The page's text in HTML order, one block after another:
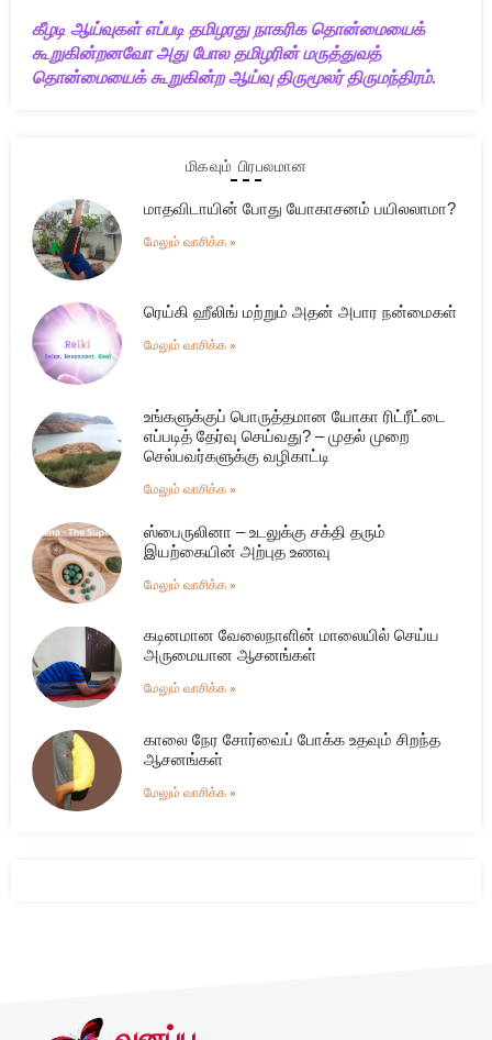
கீழடி ஆய்வுகள் எப்படி தமிழரது நாகரிக தொன்மையைக்
கூறுகின்றனவோ அது போல தமிழரின் மருத்துவத்
தொன்மையைக் கூறுகின்ற ஆய்வு திருமூலர் திருமந்திரம்.
மிகவும் பிரபலமான
மாதவிடாயின் போது யோகாசனம் பயிலலாமா?
மேலும் வாசிக்க »
ரெய்கி ஹீலிங் மற்றும் அதன் அபார நன்மைகள்
மேலும் வாசிக்க »
உங்களுக்குப் பொருத்தமான யோகா ரிட்ரீட்டை
எப்படித் தேர்வு செய்வது? – முதல் முறை
செல்பவர்களுக்கு வழிகாட்டி
மேலும் வாசிக்க »
ஸ்பைருலினா – உடலுக்கு சக்தி தரும்
இயற்கையின் அற்புத உணவு
மேலும் வாசிக்க »
கடினமான வேலைநாளின் மாலையில் செய்ய
அருமையான ஆசனங்கள்
மேலும் வாசிக்க »
காலை நேர சோர்வைப் போக்க உதவும் சிறந்த
ஆசனங்கள்
மேலும் வாசிக்க »